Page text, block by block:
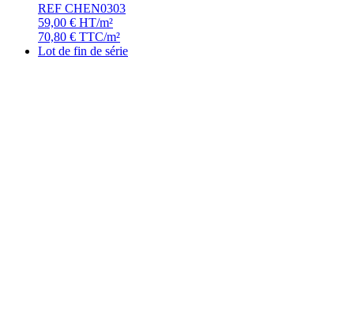
REF CHEN0303
59,00 € HT/m²
70,80 € TTC/m²
Lot de fin de série